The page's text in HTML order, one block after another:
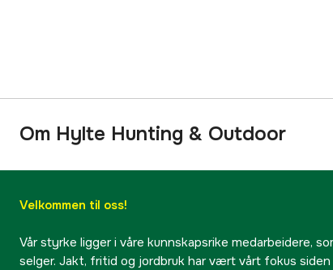
Om Hylte Hunting & Outdoor
Velkommen til oss!
Vår styrke ligger i våre kunnskapsrike medarbeidere,
selger. Jakt, fritid og jordbruk har vært vårt fokus siden